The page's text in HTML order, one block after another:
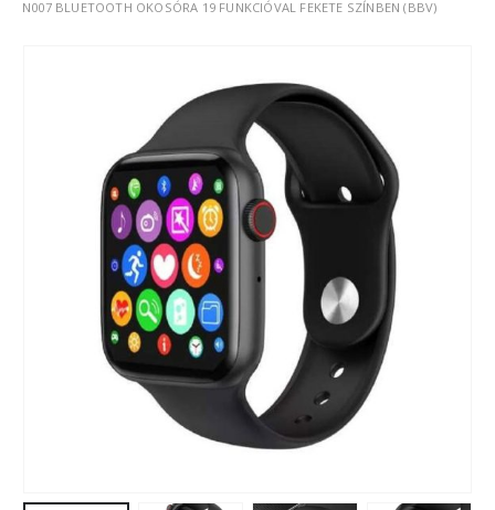
N007 BLUETOOTH OKOSÓRA 19 FUNKCIÓVAL FEKETE SZÍNBEN (BBV)